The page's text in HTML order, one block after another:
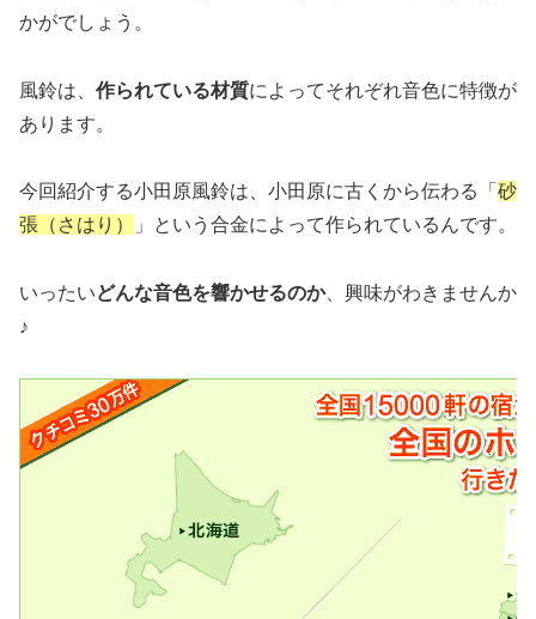
かがでしょう。
風鈴は、 作られている材質によってそれぞれ音色に特徴が
あります。
今回紹介する小田原風鈴は、小田原に古くから伝わる「 砂
張（さはり）
」という合金によって作られているんです。
いったいどんな音色を響かせるのか、興味がわきませんか
♪